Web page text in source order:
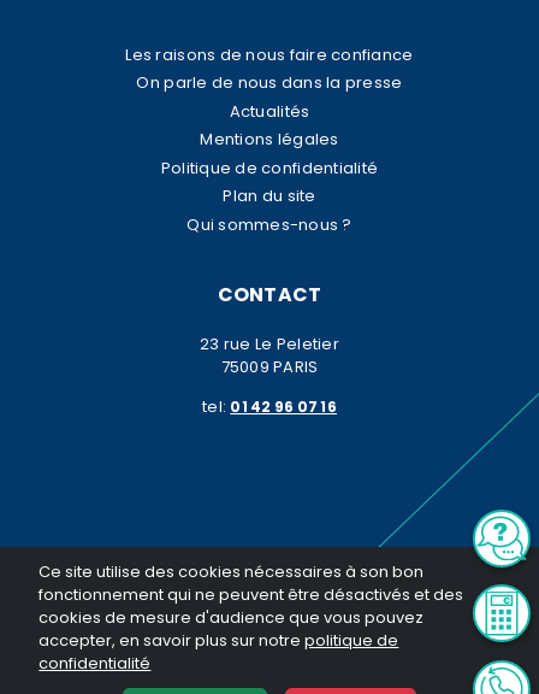
Ce site utilise des cookies nécessaires à son bon
fonctionnement qui ne peuvent être désactivés et des
cookies de mesure d'audience que vous pouvez
accepter, en savoir plus sur notrepolitique de
confidentialité
Les raisons de nous faire confiance
On parle de nous dans la presse
Actualités
Mentions légales
Politique de confidentialité
Plan du site
Qui sommes-nous ?
CONTACT
23 rue Le Peletier
75009 PARIS
tel: 01 42 96 07 16
© K2 Patrimoine 2026. Tous droits réservés. Toute reproduction même
partielle sans notre autorisation est interdite
Réalisation General Web